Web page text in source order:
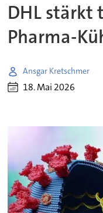
DHL stärkt
Pharma-
Ansgar Kretschmer
18. Mai 2026